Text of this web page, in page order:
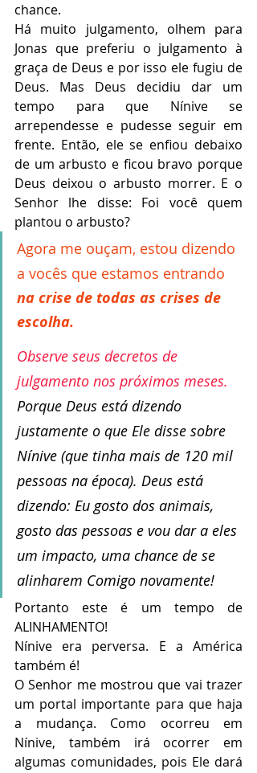
chance.
Há muito julgamento, olhem para
Jonas que preferiu o julgamento à
graça de Deus e por isso ele fugiu de
Deus. Mas Deus decidiu dar um
tempo para que Nínive se
arrependesse e pudesse seguir em
frente. Então, ele se enfiou debaixo
de um arbusto e ficou bravo porque
Deus deixou o arbusto morrer. E o
Senhor lhe disse: Foi você quem
plantou o arbusto?
Agora me ouçam, estou dizendo
a vocês que estamos entrando
na crise de todas as crises de
escolha.
Observe seus decretos de
julgamento nos próximos meses.
Porque Deus está dizendo
justamente o que Ele disse sobre
Nínive (que tinha mais de 120 mil
pessoas na época). Deus está
dizendo: Eu gosto dos animais,
gosto das pessoas e vou dar a eles
um impacto, uma chance de se
alinharem Comigo novamente!
Portanto este é um tempo de
ALINHAMENTO!
Nínive era perversa. E a América
também é!
O Senhor me mostrou que vai trazer
um portal importante para que haja
a mudança. Como ocorreu em
Nínive, também irá ocorrer em
algumas comunidades, pois Ele dará